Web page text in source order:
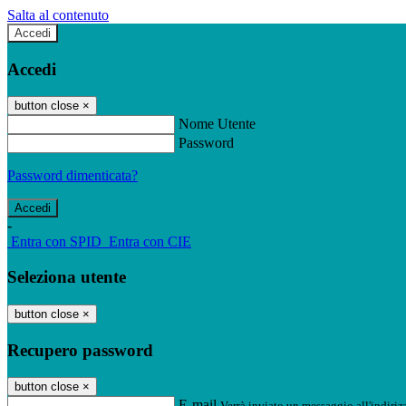
Salta al contenuto
Accedi
Accedi
button close ×
Nome Utente
Password
Password dimenticata?
-
Entra con SPID Entra con CIE
Seleziona utente
button close ×
Recupero password
button close ×